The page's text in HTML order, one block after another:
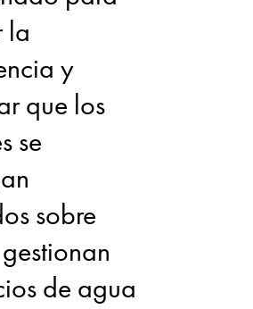
la
y
que los
se
sobre
de agua